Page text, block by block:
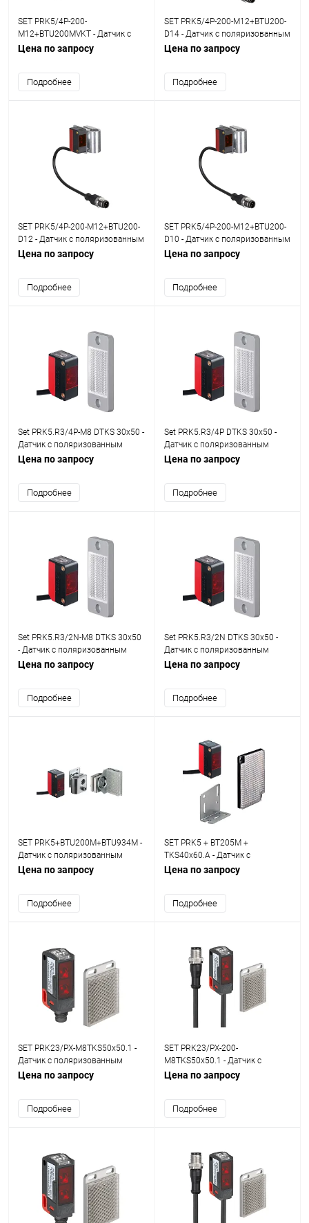
SET PRK5/4P-200-
M12+BTU200MVKT - Датчик с
поляризованным отражением
Цена по запросу
Подробнее
SET PRK5/4P-200-M12+BTU200-
D14 - Датчик с поляризованным
отражением от рефлектора set
Цена по запросу
Подробнее
SET PRK5/4P-200-M12+BTU200-
D12 - Датчик с поляризованным
отражением от рефлектора set
Цена по запросу
Подробнее
SET PRK5/4P-200-M12+BTU200-
D10 - Датчик с поляризованным
отражением от рефлектора set
Цена по запросу
Подробнее
Set PRK5.R3/4P-M8 DTKS 30x50 -
Датчик с поляризованным
отражением от рефлектора set
Цена по запросу
Подробнее
Set PRK5.R3/4P DTKS 30x50 -
Датчик с поляризованным
отражением от рефлектора set
Цена по запросу
Подробнее
Set PRK5.R3/2N-M8 DTKS 30x50
- Датчик с поляризованным
отражением от рефлектора set
Цена по запросу
Подробнее
Set PRK5.R3/2N DTKS 30x50 -
Датчик с поляризованным
отражением от рефлектора set
Цена по запросу
Подробнее
SET PRK5+BTU200M+BTU934M -
Датчик с поляризованным
отражением от рефлектора set
Цена по запросу
Подробнее
SET PRK5 + BT205M +
TKS40x60.A - Датчик с
поляризованным отражением
Цена по запросу
Подробнее
SET PRK23/PX-M8TKS50x50.1 -
Датчик с поляризованным
отражением от рефлектора
Цена по запросу
Подробнее
SET PRK23/PX-200-
M8TKS50x50.1 - Датчик с
поляризованным отражением
Цена по запросу
Подробнее